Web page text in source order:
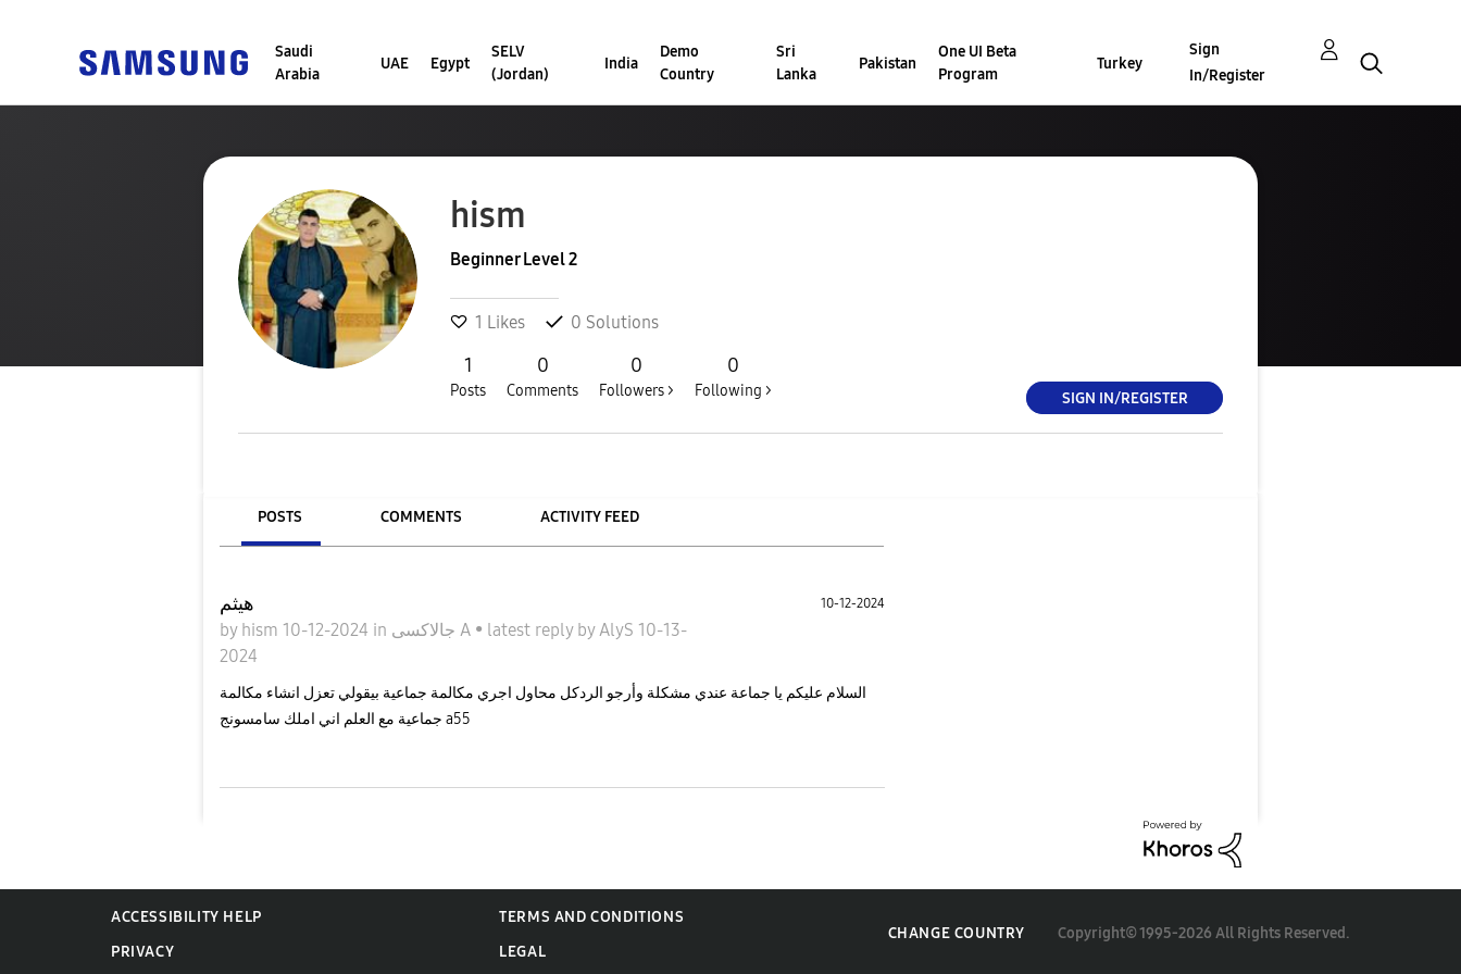
Saudi
Arabia
UAE Egypt
SELV
(Jordan)
India
Demo
Country
Sri
Lanka
Pakistan
One UI Beta
Program
Turkey
Sign
In/Register
hism
Beginner Level 2
1 Likes 0 Solutions
1
Posts
0
Comments
0
Followers >
0
Following > SIGN IN/REGISTER
POSTS COMMENTS ACTIVITY FEED
هيثم
by hism 10-12-2024 in جالاكسى A • latest reply byAlyS 10-13-
2024
10-12-2024
السلام عليكم يا جماعة عندي مشكلة وأرجو الردكل محاول اجري مكالمة جماعية بيقولي تعزل انشاء مكالمة
جماعية مع العلم اني املك سامسونج a55
ACCESSIBILITY HELP
TERMS AND CONDITIONS
PRIVACY
LEGAL
CHANGE COUNTRY Copyright© 1995-2026 All Rights Reserved.